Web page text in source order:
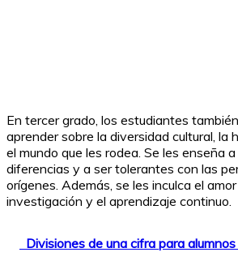
En tercer grado, los estudiantes
aprender sobre la diversidad cultural, la
el mundo que les rodea. Se les enseña
diferencias y a ser tolerantes con las
orígenes. Además, se les inculca el
investigación y el aprendizaje continuo.
Divisiones de una cifra para